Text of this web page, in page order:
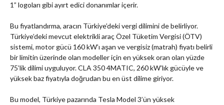
1” logoları gibi ayırt edici donanımlar içerir.
Bu fiyatlandırma, aracın Türkiye’deki vergi dilimini de belirliyor.
Türkiye’deki mevcut elektrikli araç Özel Tüketim Vergisi (ÖTV)
sistemi, motor gücü 160 kW’ı aşan ve vergisiz (matrah) fiyatı belirli
bir limitin üzerinde olan modeller için en yüksek oran olan yüzde
75’lik dilimi uyguluyor. CLA 350 4MATIC, 260 kW’lık gücüyle ve
yüksek baz fiyatıyla doğrudan bu en üst dilime giriyor.
Bu model, Türkiye pazarında Tesla Model 3’ün yüksek